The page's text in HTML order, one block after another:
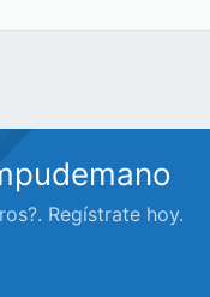
Regístrate hoy.